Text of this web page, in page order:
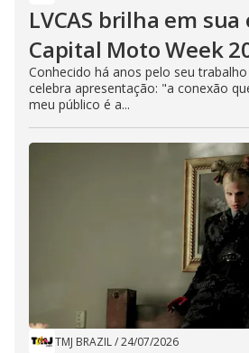
LVCAS brilha em
Capital Moto Week
Conhecido há anos pelo seu
celebra apresentação: "a conexão
meu público é a...
TMJ BRAZIL/24/07/2026